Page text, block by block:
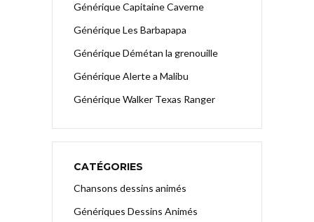
Générique Capitaine Caverne
Générique Les Barbapapa
Générique Démétan la grenouille
Générique Alerte a Malibu
Générique Walker Texas Ranger
CATÉGORIES
Chansons dessins animés
Génériques Dessins Animés